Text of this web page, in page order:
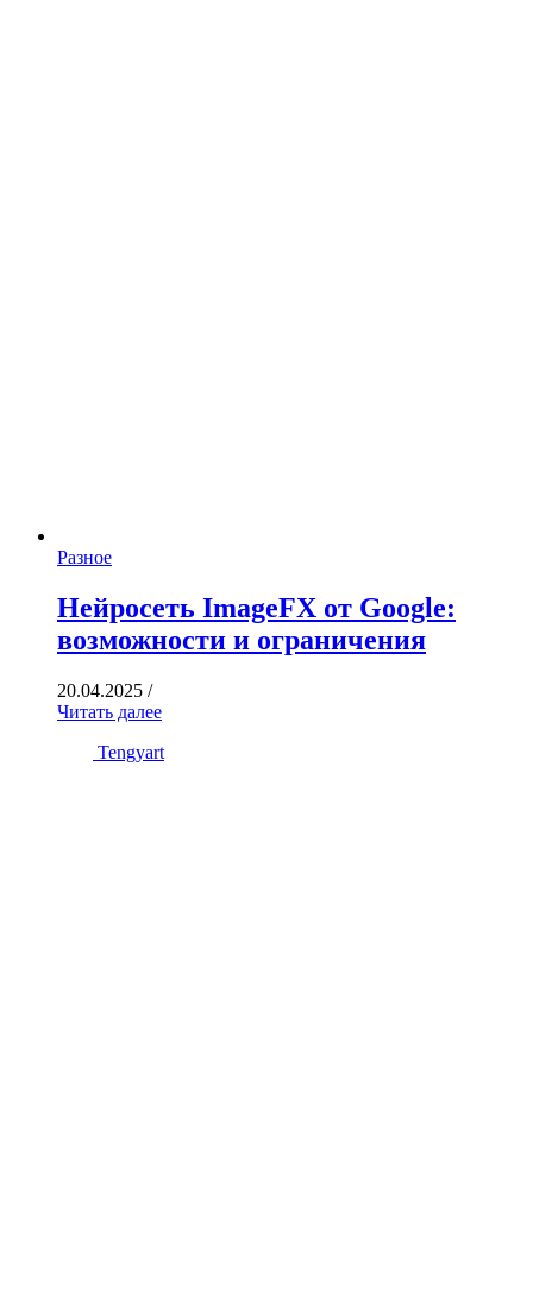
Разное
Нейросеть ImageFX от Google:
возможности и ограничения
20.04.2025 /
Читать далее
Tengyart